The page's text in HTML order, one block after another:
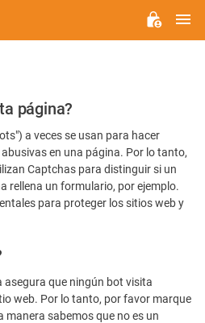
página?
a veces se usan para hacer
en una página. Por lo tanto,
Captchas para distinguir si un
rellena un formulario, por ejemplo.
para proteger los sitios web y
asegura que ningún bot visita
web. Por lo tanto, por favor marque
manera sabemos que no es un